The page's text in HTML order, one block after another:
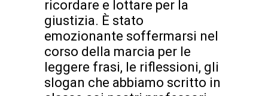
ricordare e lottare per la
giustizia. È stato
emozionante soffermarsi nel
corso della marcia per le
leggere frasi, le riflessioni, gli
slogan che abbiamo scritto in